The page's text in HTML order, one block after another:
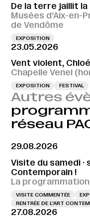
De la terre jaillit la
Musées d’Aix-en-
de Vendôme
EXPOSITION
23.05.2026
Vent violent,
Chapelle Venel
EXPOSITION FESTIVAL
Autres
réseau
29.08.2026
Visite du samedi ·
Contemporain !
La programmation
VISITE COMMENTÉE
RENTRÉE DE L'ART
27.08.2026